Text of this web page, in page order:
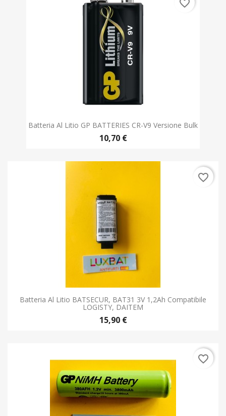
Batteria Al Litio GP BATTERIES CR-V9 Versione Bulk
10,70 €
Batteria Al Litio BATSECUR, BAT31 3V 1,2Ah Compatibile
LOGISTY, DAITEM
15,90 €
Batteria Ricaricabile Ni-Mh GP380AFH 1,2V 3800mAh Size
7/5AF GP BATTERIES